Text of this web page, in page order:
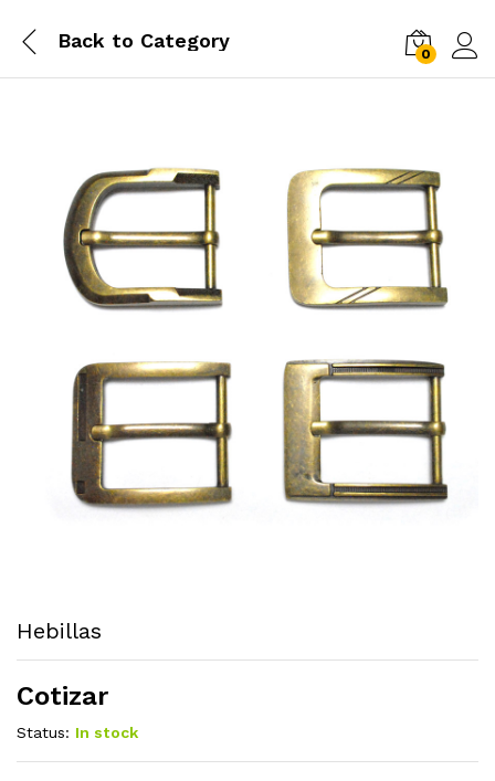
Back to Category
0
Hebillas
Cotizar
Status: In stock